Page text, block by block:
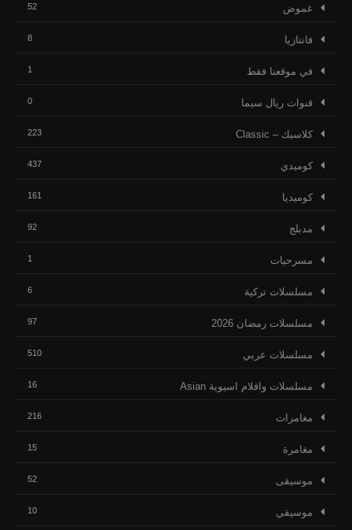
غموض 52
فانتازيا 8
في موقعنا فقط 1
قنوات ريال سيما 0
كلاسيك – Classic 223
كوميدي 437
كوميديا 161
مدبلج 92
مسرحيات 1
مسلسلات تركية 6
مسلسلات رمضان 2026 97
مسلسلات عربي 510
مسلسلات وافلام اسيوية Asian 16
مغامرات 216
مغامرة 15
موسيقى 52
موسيقي 10